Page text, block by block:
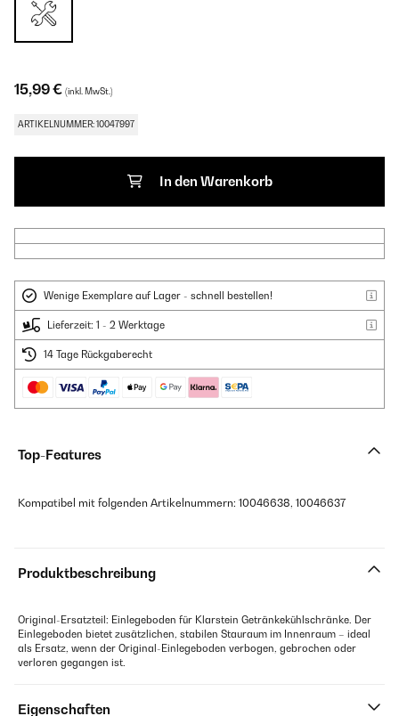
15,99 € (inkl. MwSt.)
ARTIKELNUMMER: 10047997
In den Warenkorb
Wenige Exemplare auf Lager - schnell bestellen!
Lieferzeit: 1 - 2 Werktage
14 Tage Rückgaberecht
Top-Features
Kompatibel mit folgenden Artikelnummern: 10046638, 10046637
Produktbeschreibung
Original-Ersatzteil: Einlegeboden für Klarstein Getränkekühlschränke. Der
Einlegeboden bietet zusätzlichen, stabilen Stauraum im Innenraum – ideal
als Ersatz, wenn der Original-Einlegeboden verbogen, gebrochen oder
verloren gegangen ist.
Eigenschaften